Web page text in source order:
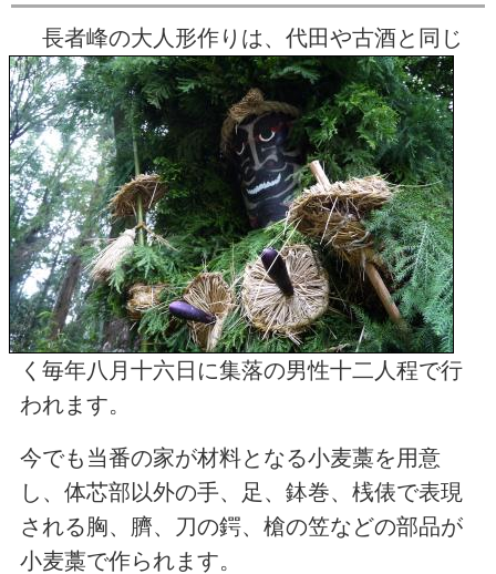
長者峰の大人形作りは、代田や古酒と同じ
く毎年八月十六日に集落の男性十二人程で行
われます。
今でも当番の家が材料となる小麦藁を用意
し、体芯部以外の手、足、鉢巻、桟俵で表現
される胸、臍、刀の鍔、槍の笠などの部品が
小麦藁で作られます。